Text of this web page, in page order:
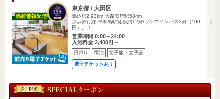
東京都 / 大田区
馬込駅2.93km 大森海岸駅584m
京浜急行線 平和島駅徒歩約12分/ワンコインバス3分（100
円）、Ｊ…
営業時間 0:00～24:00
入浴料金 2,400円～
日帰り 宿泊 女子旅・女子会
電子チケットあり